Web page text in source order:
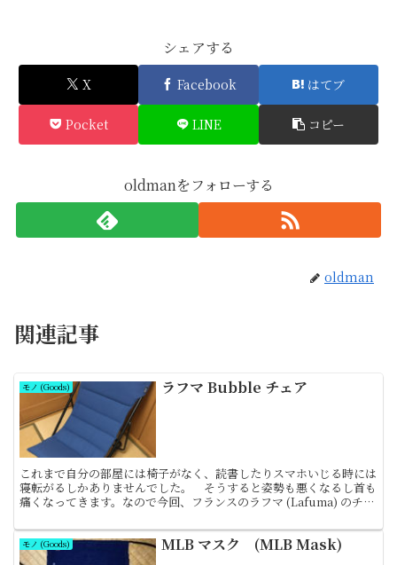
シェアする
X Facebook はてブ
Pocket LINE コピー
oldmanをフォローする
oldman
関連記事
モノ (Goods) ラフマ Bubble チェア
これまで自分の部屋には椅子がなく、読書したりスマホいじる時には
寝転がるしかありませんでした。 そうすると姿勢も悪くなるし首も
痛くなってきます。なので今回、フランスのラフマ (Lafuma) のチェ
モノ (Goods) MLB マスク (MLB Mask)